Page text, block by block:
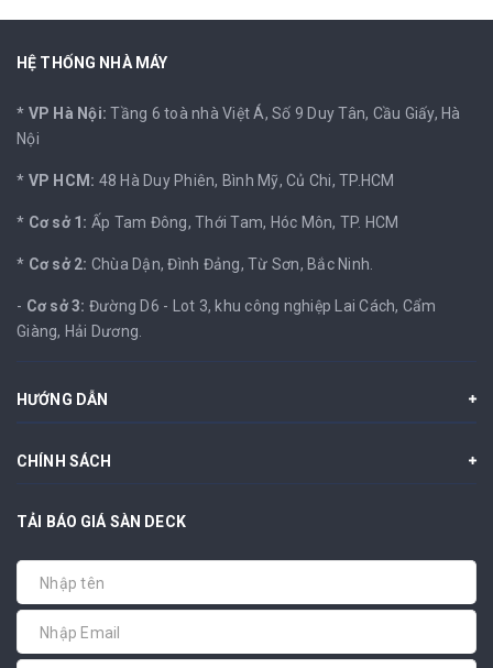
HỆ THỐNG NHÀ MÁY
* VP Hà Nội: Tầng 6 toà nhà Việt Á, Số 9 Duy Tân, Cầu Giấy, Hà
Nội
* VP HCM: 48 Hà Duy Phiên, Bình Mỹ, Củ Chi, TP.HCM
* Cơ sở 1: Ấp Tam Đông, Thới Tam, Hóc Môn, TP. HCM
* Cơ sở 2: Chùa Dận, Đình Đảng, Từ Sơn, Bắc Ninh.
- Cơ sở 3: Đường D6 - Lot 3, khu công nghiệp Lai Cách, Cẩm
Giàng, Hải Dương.
HƯỚNG DẪN
CHÍNH SÁCH
TẢI BÁO GIÁ SÀN DECK